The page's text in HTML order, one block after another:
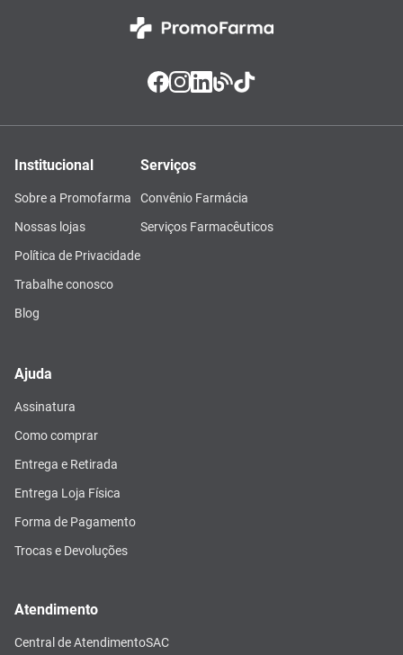
Institucional
Sobre a Promofarma
Nossas lojas
Política de Privacidade
Trabalhe conosco
Blog
Serviços
Convênio Farmácia
Serviços Farmacêuticos
Ajuda
Assinatura
Como comprar
Entrega e Retirada
Entrega Loja Física
Forma de Pagamento
Trocas e Devoluções
Atendimento
Central de AtendimentoSAC